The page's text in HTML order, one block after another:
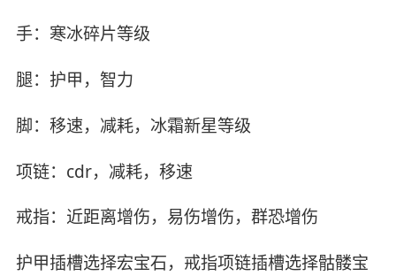
手：寒冰碎片等级
腿：护甲，智力
脚：移速，减耗，冰霜新星等级
项链：cdr，减耗，移速
戒指：近距离增伤，易伤增伤，群恐增伤
护甲插槽选择宏宝石，戒指项链插槽选择骷髅宝